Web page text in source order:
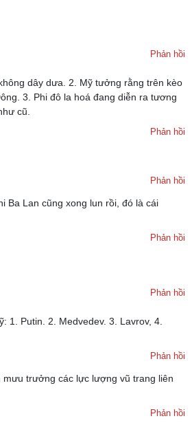
Phản hồi
dây dưa. 2. Mỹ tưởng rằng trên kèo
3. Phi đô la hoá đang diễn ra tương
cũ.
Phản hồi
Phản hồi
Ba Lan cũng xong lun rồi, đó là cái
Phản hồi
Phản hồi
1. Putin. 2. Medvedev. 3. Lavrov, 4.
Phản hồi
trưởng các lực lượng vũ trang liên
Phản hồi